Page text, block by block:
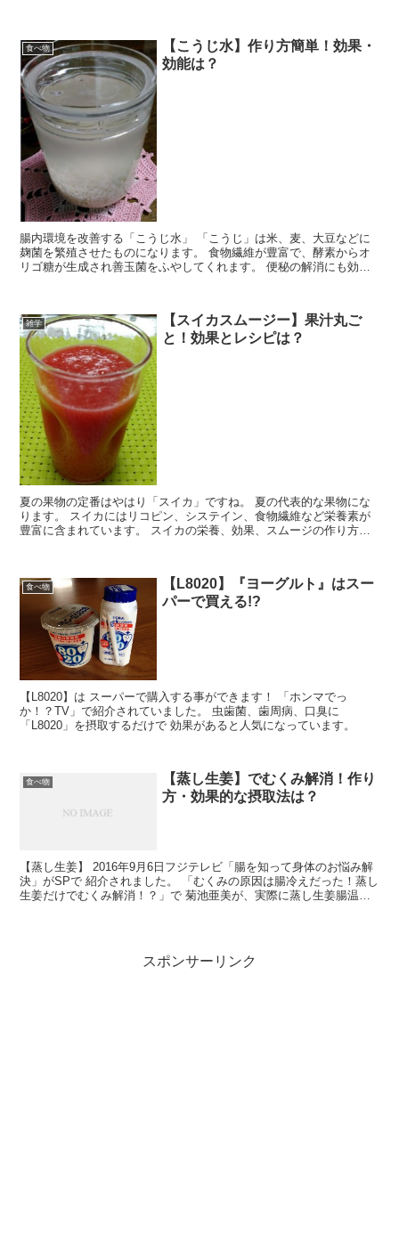
食べ物
【こうじ水】作り方簡単！効果・
効能は？
腸内環境を改善する「こうじ水」 「こうじ」は米、麦、大豆などに
麹菌を繁殖させたものになります。 食物繊維が豊富で、酵素からオ
リゴ糖が生成され善玉菌をふやしてくれます。 便秘の解消にも効果
雑学
【スイカスムージー】果汁丸ご
と！効果とレシピは？
夏の果物の定番はやはり「スイカ」ですね。 夏の代表的な果物にな
ります。 スイカにはリコピン、システイン、食物繊維など栄養素が
豊富に含まれています。 スイカの栄養、効果、スムージの作り方を
食べ物
【L8020】『ヨーグルト』はスー
パーで買える!?
【L8020】は スーパーで購入する事ができます！ 「ホンマでっ
か！？TV」で紹介されていました。 虫歯菌、歯周病、口臭に
「L8020」を摂取するだけで 効果があると人気になっています。
食べ物
【蒸し生姜】でむくみ解消！作り
方・効果的な摂取法は？
【蒸し生姜】 2016年9月6日フジテレビ「腸を知って身体のお悩み解
決」がSPで 紹介されました。 「むくみの原因は腸冷えだった！蒸し
生姜だけでむくみ解消！？」で 菊池亜美が、実際に蒸し生姜腸温活
スポンサーリンク